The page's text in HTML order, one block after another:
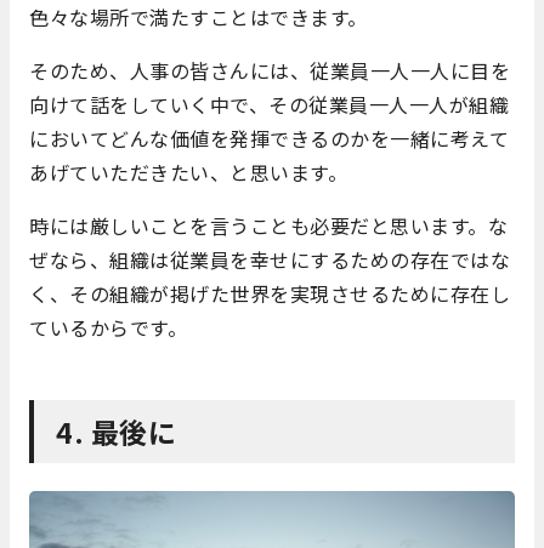
色々な場所で満たすことはできます。
そのため、人事の皆さんには、従業員一人一人に目を
向けて話をしていく中で、その従業員一人一人が組織
においてどんな価値を発揮できるのかを一緒に考えて
あげていただきたい、と思います。
時には厳しいことを言うことも必要だと思います。な
ぜなら、組織は従業員を幸せにするための存在ではな
く、その組織が掲げた世界を実現させるために存在し
ているからです。
4. 最後に